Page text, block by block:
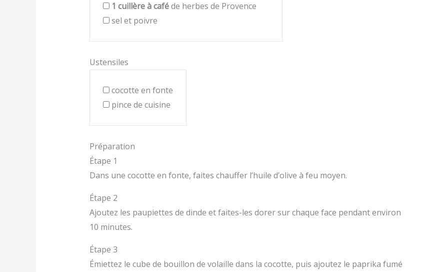
1 cuillère à caféde herbes de Provence
sel et poivre
Ustensiles
cocotte en fonte
pince de cuisine
Préparation
Étape 1
Dans une cocotte en fonte, faites chauffer l’huile d’olive à feu moyen.
Étape 2
Ajoutez les paupiettes de dinde et faites-les dorer sur chaque face pendant environ
10 minutes.
Étape 3
Émiettez le cube de bouillon de volaille dans la cocotte, puis ajoutez le paprika fumé